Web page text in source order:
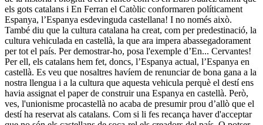
els gots catalans i En Ferran el Catòlic conformaren políticament
Espanya, l’Espanya esdevinguda castellana! I no només això.
També diu que la cultura catalana ha creat, com per predestinació, la
cultura vehiculada en castellà, la que ara impera abassegadorament
per tot el país. Per demostrar-ho, posa l'exemple d’En... Cervantes!
Per ell, els catalans hem fet, doncs, l’Espanya actual, l’Espanya en
castellà. Es veu que nosaltres havíem de renunciar de bona gana a la
nostra llengua i a la cultura que aquesta vehicula perquè el destí ens
havia assignat el paper de construir una Espanya en castellà. Però,
ves, l'unionisme procastellà no acaba de presumir prou d’allò que el
destí ha reservat als catalans. Com si li fes recança haver d'acceptar